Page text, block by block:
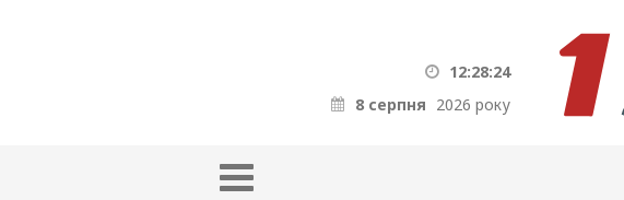
12:28:24
8 серпня 2026 року